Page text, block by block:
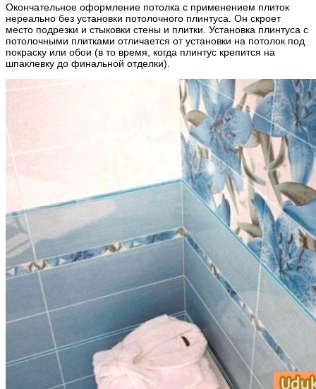
Окончательное оформление потолка с применением плиток
нереально без установки потолочного плинтуса. Он скроет
место подрезки и стыковки стены и плитки. Установка плинтуса с
потолочными плитками отличается от установки на потолок под
покраску или обои (в то время, когда плинтус крепится на
шпаклевку до финальной отделки).